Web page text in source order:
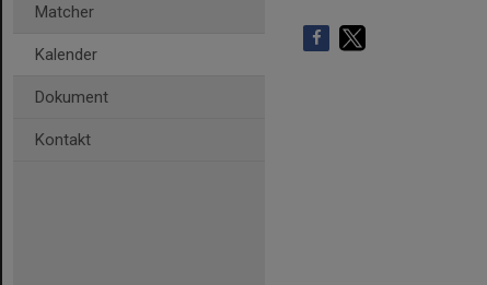
Matcher
Kalender
Dokument
Kontakt